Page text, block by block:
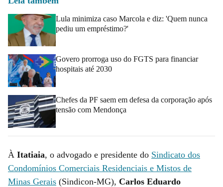
Lula minimiza caso Marcola e diz: 'Quem nunca
pediu um empréstimo?'
Govero prorroga uso do FGTS para financiar
hospitais até 2030
Chefes da PF saem em defesa da corporação após
tensão com Mendonça
À Itatiaia, o advogado e presidente do Sindicato dos
Condomínios Comerciais Residenciais e Mistos de
Minas Gerais (Sindicon-MG), Carlos Eduardo